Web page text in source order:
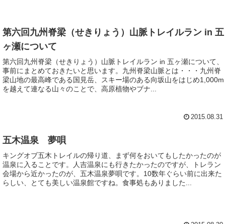
第六回九州脊梁（せきりょう）山脈トレイルラン in 五
ヶ瀬について
第六回九州脊梁（せきりょう）山脈トレイルラン in 五ヶ瀬について、
事前にまとめておきたいと思います。九州脊梁山脈とは・・・九州脊
梁山地の最高峰である国見岳、スキー場のある向坂山をはじめ1,000m
を越えて連なる山々のことで、高原植物やブナ...
2015.08.31
五木温泉 夢唄
キングオブ五木トレイルの帰り道、まず何をおいてもしたかったのが
温泉に入ることです。人吉温泉にも行きたかったのですが、トレラン
会場から近かったのが、五木温泉夢唄です。10数年ぐらい前に出来た
らしい、とても美しい温泉館ですね。食事処もありました...